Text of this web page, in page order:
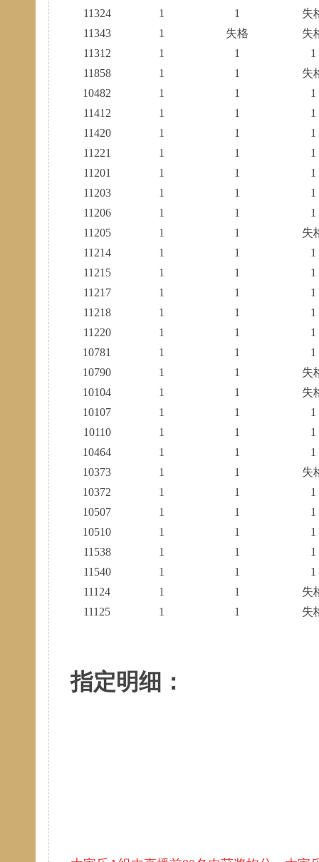
11324
1 1
失
11343
1 失格
失
11312
1 1
1
11858
1 1
失
10482
1 1
1
11412
1 1
1
11420
1 1
1
11221
1 1
1
11201
1 1
1
11203
1 1
1
11206
1 1
1
11205
1 1
失
11214
1 1
1
11215
1 1
1
11217
1 1
1
11218
1 1
1
11220
1 1
1
10781
1 1
1
10790
1 1
失
10104
1 1
失
10107
1 1
1
10110
1 1
1
10464
1 1
1
10373
1 1
失
10372
1 1
1
10507
1 1
1
10510
1 1
1
11538
1 1
1
11540
1 1
1
11124
1 1
失
11125
1 1 失
指定明细：